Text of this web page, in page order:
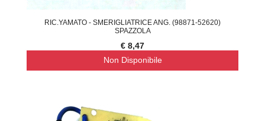
RIC.YAMATO - SMERIGLIATRICE ANG. (98871-52620)
SPAZZOLA
€ 8,47
Non Disponibile